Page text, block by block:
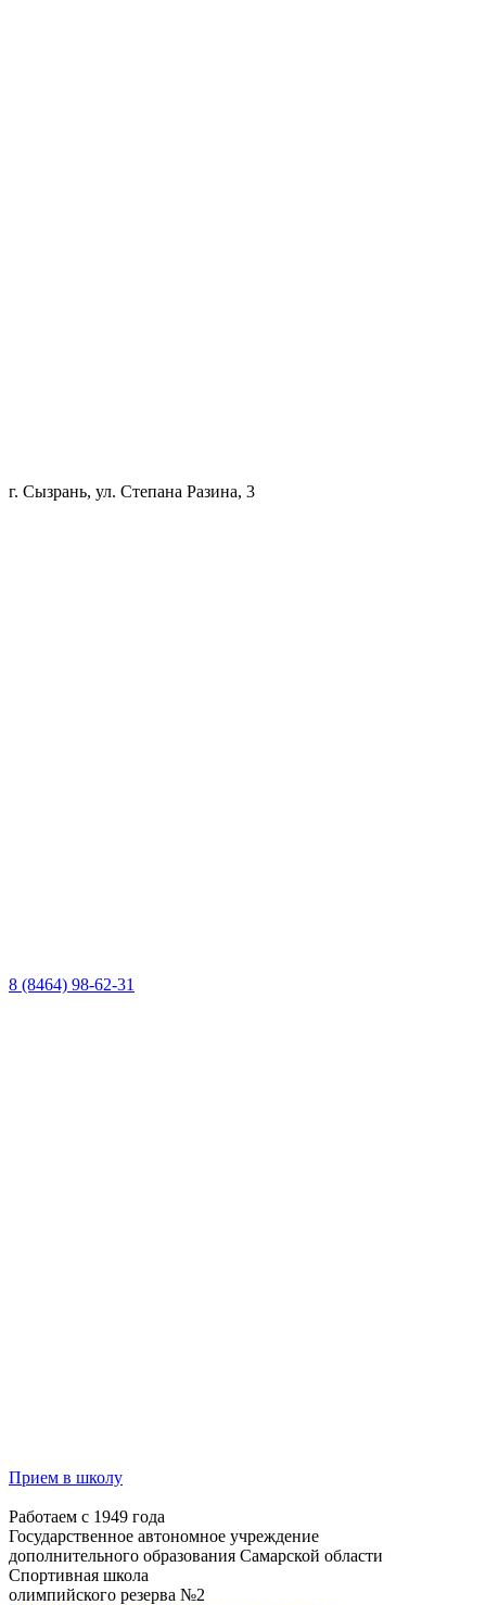
г. Сызрань, ул. Степана Разина, 3
8 (8464) 98-62-31
Прием в школу
Работаем с 1949 года
Государственное автономное учреждение
дополнительного образования Самарской области
Спортивная школа
олимпийского резерва №2